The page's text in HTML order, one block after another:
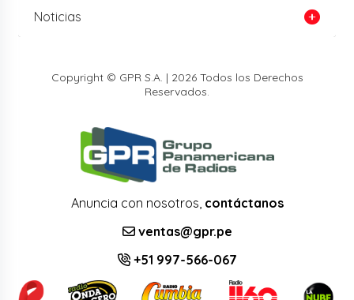
Noticias
Copyright © GPR S.A. | 2026 Todos los Derechos
Reservados.
Anuncia con nosotros, contáctanos
ventas@gpr.pe
+51 997-566-067